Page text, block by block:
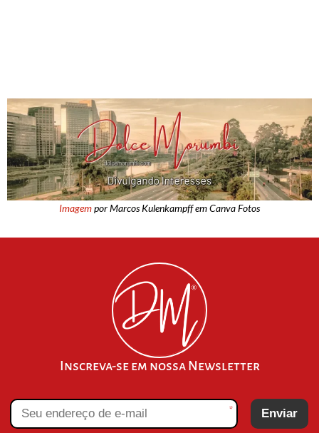
Imagempor Marcos Kulenkampff em Canva Fotos
Inscreva-se em nossa Newsletter
* Enviar